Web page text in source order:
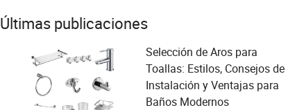
Últimas publicaciones
Selección de Aros para
Toallas: Estilos, Consejos de
Instalación y Ventajas para
Baños Modernos